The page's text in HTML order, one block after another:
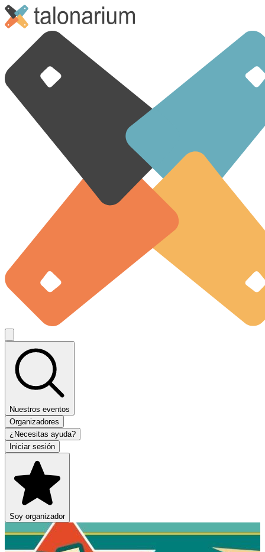
Nuestros eventos
Organizadores
¿Necesitas ayuda?
Iniciar sesión
Soy organizador